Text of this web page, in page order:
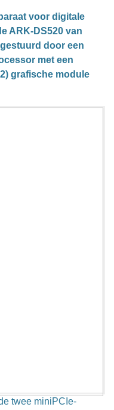
voor digitale
ARK-DS520 van
door een
met een
grafische module
twee miniPCIe-